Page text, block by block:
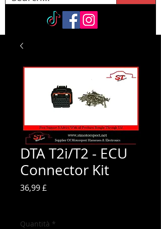
DTA T2i/T2 - ECU
Connector Kit
36,99 £
Quantità *